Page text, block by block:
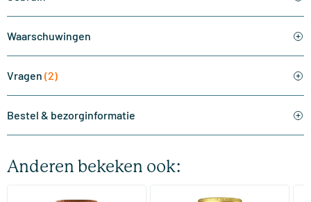
Waarschuwingen
Vragen (2)
Bestel & bezorginformatie
Anderen bekeken ook:
(510) (287)